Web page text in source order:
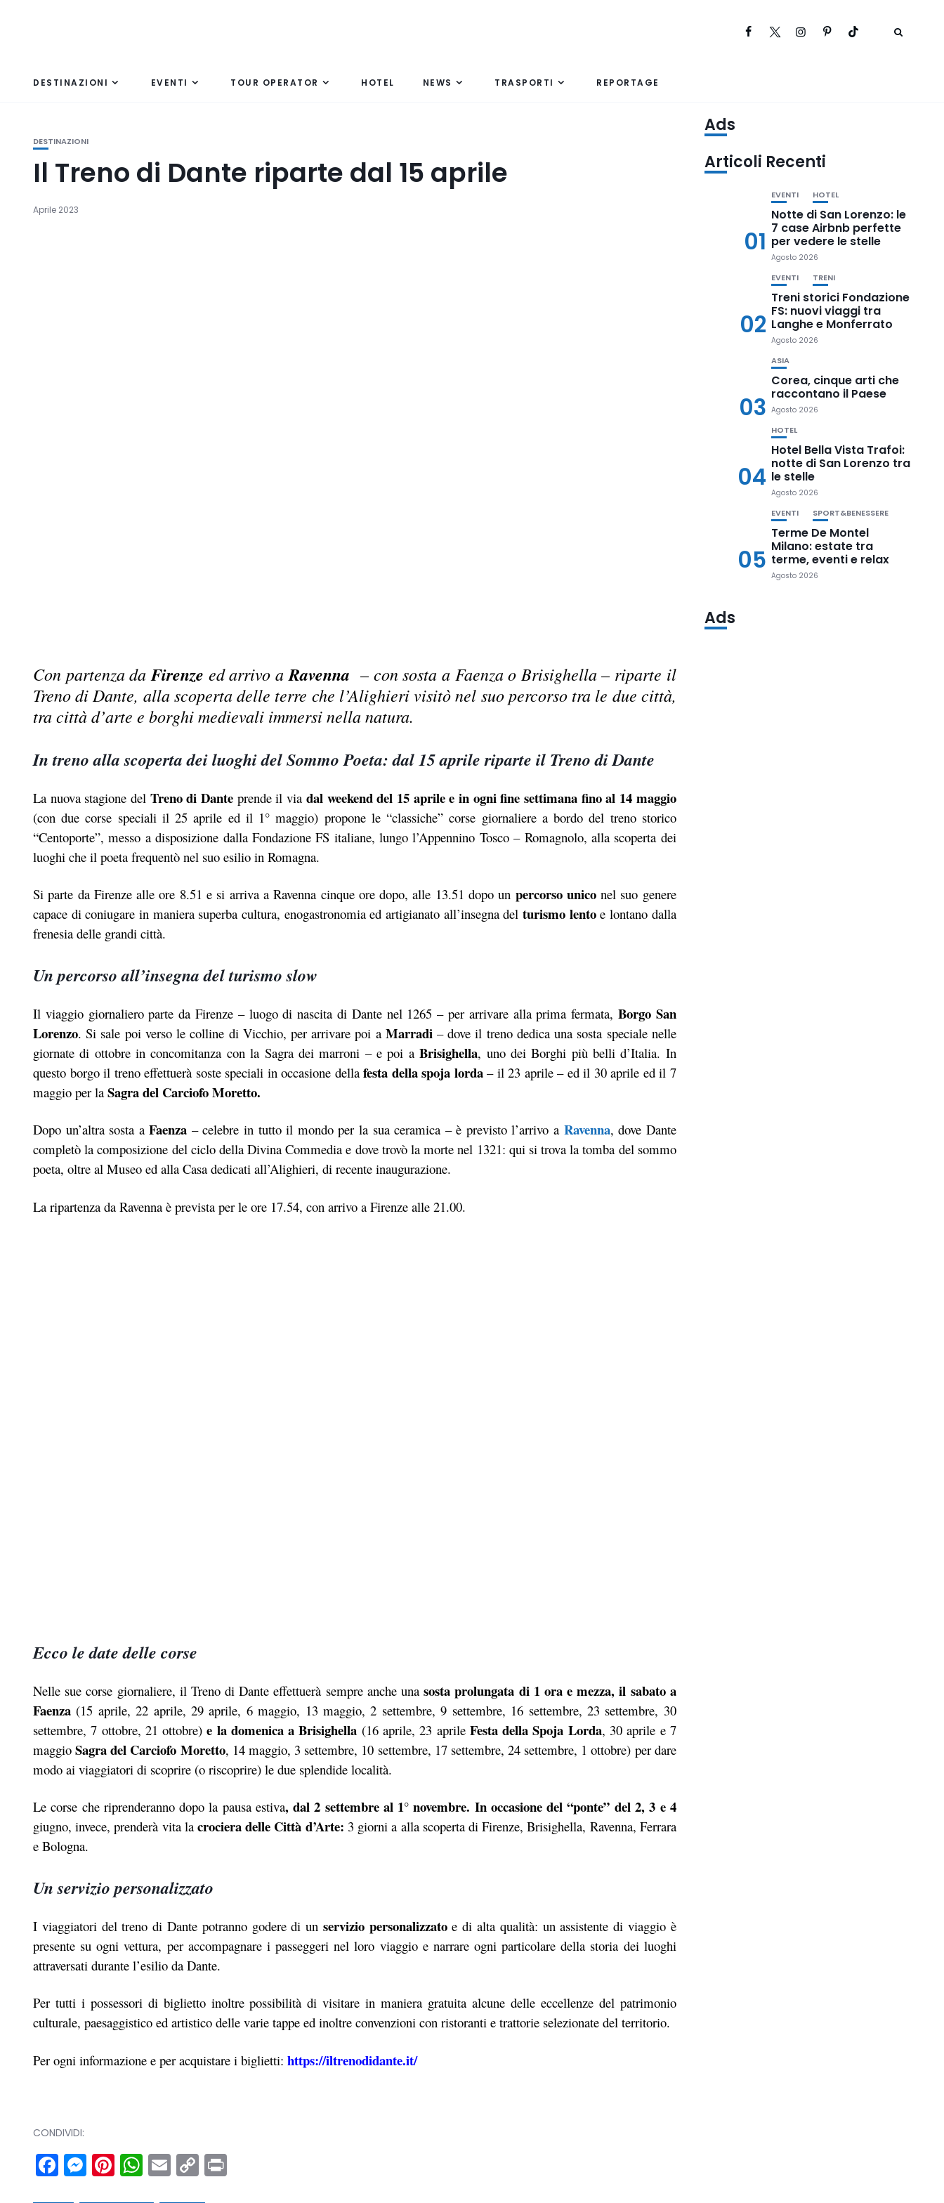
DESTINAZIONI EVENTI TOUR OPERATOR HOTEL NEWS TRASPORTI REPORTAGE
DESTINAZIONI
Il Treno di Dante riparte dal 15 aprile
Aprile 2023
Con partenza da Firenze ed arrivo a Ravenna – con sosta a Faenza o Brisighella – riparte il
Treno di Dante, alla scoperta delle terre che l’Alighieri visitò nel suo percorso tra le due città,
tra città d’arte e borghi medievali immersi nella natura.
In treno alla scoperta dei luoghi del Sommo Poeta: dal 15 aprile riparte il Treno di Dante
La nuova stagione del Treno di Dante prende il via dal weekend del 15 aprile e in ogni fine settimana fino al 14 maggio
(con due corse speciali il 25 aprile ed il 1° maggio) propone le “classiche” corse giornaliere a bordo del treno storico
“Centoporte”, messo a disposizione dalla Fondazione FS italiane, lungo l’Appennino Tosco – Romagnolo, alla scoperta dei
luoghi che il poeta frequentò nel suo esilio in Romagna.
Si parte da Firenze alle ore 8.51 e si arriva a Ravenna cinque ore dopo, alle 13.51 dopo un percorso uniconel suo genere
capace di coniugare in maniera superba cultura, enogastronomia ed artigianato all’insegna delturismo lentoe lontano dalla
frenesia delle grandi città.
Un percorso all’insegna del turismo slow
Il viaggio giornaliero parte da Firenze – luogo di nascita di Dante nel 1265 – per arrivare alla prima fermata, Borgo San
Lorenzo. Si sale poi verso le colline di Vicchio, per arrivare poi a Marradi – dove il treno dedica una sosta speciale nelle
giornate di ottobre in concomitanza con la Sagra dei marroni – e poi aBrisighella, uno dei Borghi più belli d’Italia. In
questo borgo il treno effettuerà soste speciali in occasione dellafesta della spoja lorda– il 23 aprile – ed il 30 aprile ed il 7
maggio per la Sagra del Carciofo Moretto.
Dopo un’altra sosta aFaenza – celebre in tutto il mondo per la sua ceramica – è previsto l’arrivo a Ravenna, dove Dante
completò la composizione del ciclo della Divina Commedia e dove trovò la morte nel 1321: qui si trova la tomba del sommo
poeta, oltre al Museo ed alla Casa dedicati all’Alighieri, di recente inaugurazione.
La ripartenza da Ravenna è prevista per le ore 17.54, con arrivo a Firenze alle 21.00.
Ecco le date delle corse
Nelle sue corse giornaliere, il Treno di Dante effettuerà sempre anche unasosta prolungata di 1 ora e mezza, il sabato a
Faenza (15 aprile, 22 aprile, 29 aprile, 6 maggio, 13 maggio, 2 settembre, 9 settembre, 16 settembre, 23 settembre, 30
settembre, 7 ottobre, 21 ottobre) e la domenica a Brisighella (16 aprile, 23 aprile Festa della Spoja Lorda, 30 aprile e 7
maggioSagra del Carciofo Moretto, 14 maggio, 3 settembre, 10 settembre, 17 settembre, 24 settembre, 1 ottobre) per dare
modo ai viaggiatori di scoprire (o riscoprire) le due splendide località.
Le corse che riprenderanno dopo la pausa estiva, dal 2 settembre al 1° novembre. In occasione del “ponte” del 2, 3 e 4
giugno, invece, prenderà vita lacrociera delle Città d’Arte: 3 giorni a alla scoperta di Firenze, Brisighella, Ravenna, Ferrara
e Bologna.
Un servizio personalizzato
I viaggiatori del treno di Dante potranno godere di un servizio personalizzatoe di alta qualità: un assistente di viaggio è
presente su ogni vettura, per accompagnare i passeggeri nel loro viaggio e narrare ogni particolare della storia dei luoghi
attraversati durante l’esilio da Dante.
Per tutti i possessori di biglietto inoltre possibilità di visitare in maniera gratuita alcune delle eccellenze del patrimonio
culturale, paesaggistico ed artistico delle varie tappe ed inoltre convenzioni con ristoranti e trattorie selezionate del territorio.
Per ogni informazione e per acquistare i biglietti: https://iltrenodidante.it/
CONDIVIDI:
Facebook
Messenger
Pinterest
WhatsApp
Email
Copy
Ads
Articoli Recenti
01
EVENTI HOTEL
Notte di San Lorenzo: le
7 case Airbnb perfette
per vedere le stelle
Agosto 2026
02
EVENTI TRENI
Treni storici Fondazione
FS: nuovi viaggi tra
Langhe e Monferrato
Agosto 2026
03
ASIA
Corea, cinque arti che
raccontano il Paese
Agosto 2026
04
HOTEL
Hotel Bella Vista Trafoi:
notte di San Lorenzo tra
le stelle
Agosto 2026
05
EVENTI SPORT&BENESSERE
Terme De Montel
Milano: estate tra
terme, eventi e relax
Agosto 2026
Ads